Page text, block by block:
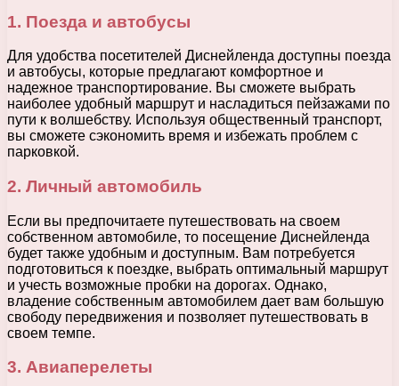
1. Поезда и автобусы
Для удобства посетителей Диснейленда доступны поезда
и автобусы, которые предлагают комфортное и
надежное транспортирование. Вы сможете выбрать
наиболее удобный маршрут и насладиться пейзажами по
пути к волшебству. Используя общественный транспорт,
вы сможете сэкономить время и избежать проблем с
парковкой.
2. Личный автомобиль
Если вы предпочитаете путешествовать на своем
собственном автомобиле, то посещение Диснейленда
будет также удобным и доступным. Вам потребуется
подготовиться к поездке, выбрать оптимальный маршрут
и учесть возможные пробки на дорогах. Однако,
владение собственным автомобилем дает вам большую
свободу передвижения и позволяет путешествовать в
своем темпе.
3. Авиаперелеты